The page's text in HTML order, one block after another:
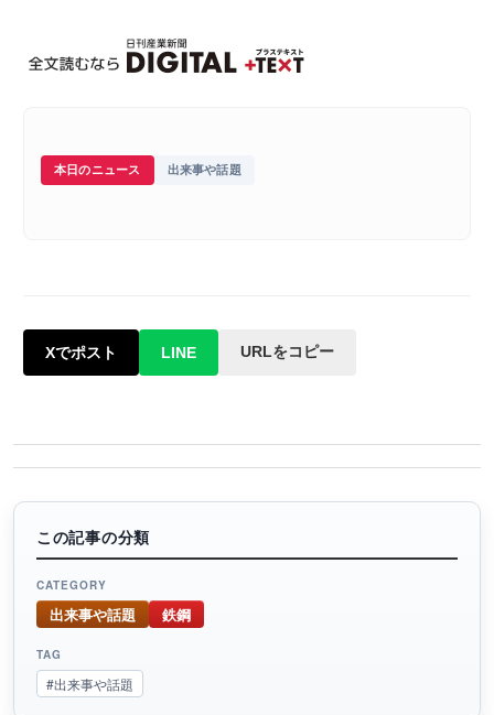
本日のニュース 出来事や話題
Xでポスト LINE URLをコピー
この記事の分類
CATEGORY
出来事や話題 鉄鋼
TAG
#出来事や話題